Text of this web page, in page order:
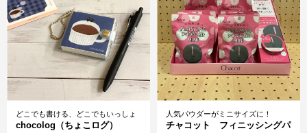
どこでも書ける、どこでもいっしょ
chocolog（ちょこログ）
人気パウダーがミニサイズに！
チャコット フィニッシングパ